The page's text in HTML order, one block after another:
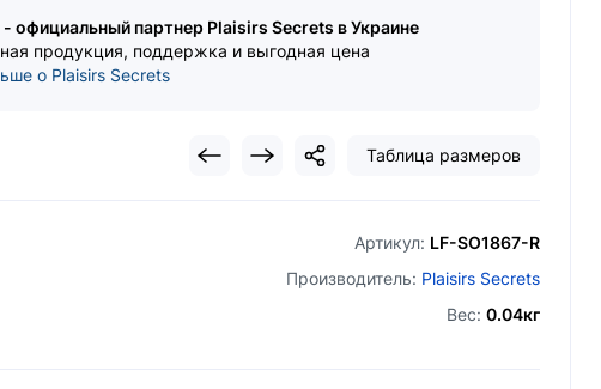
официальный партнер Plaisirs Secrets в Украине
продукция, поддержка и выгодная цена
о Plaisirs Secrets
Таблица размеров
Артикул: LF-SO1867-R
Производитель: Plaisirs Secrets
Вес: 0.04кг